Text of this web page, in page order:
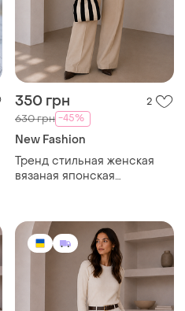
350 грн 2
630 грн -45%
New Fashion
Тренд стильная женская
вязаная японская